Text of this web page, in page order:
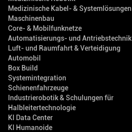
Medizinische Kabel- & Systemlösungen
Maschinenbau
Core- & Mobilfunknetze
Automatisierungs- und Antriebstechnik
Luft- und Raumfahrt & Verteidigung
Automobil
Box Build
Systemintegration
Schienenfahrzeuge
Industrierobotik & Schulungen für
Halbleitertechnologie
KI Data Center
KI Humanoide